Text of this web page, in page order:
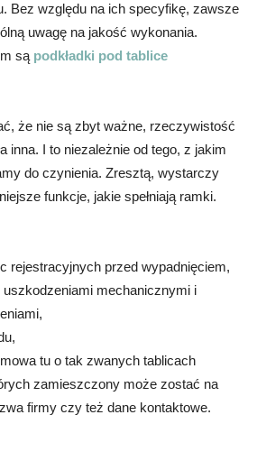
Bez względu na ich specyfikę, zawsze
uwagę na jakość wykonania.
są podkładki pod tablice
że nie są zbyt ważne, rzeczywistość
inna. I to niezależnie od tego, z jakim
do czynienia. Zresztą, wystarczy
funkcje, jakie spełniają ramki.
rejestracyjnych przed wypadnięciem,
uszkodzeniami mechanicznymi i
tu o tak zwanych tablicach
zamieszczony może zostać na
firmy czy też dane kontaktowe.